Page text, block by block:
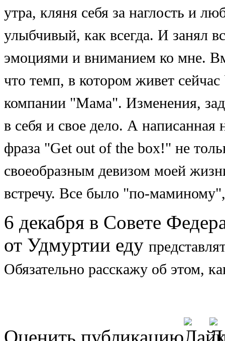
утра, кляня себя за наглость и
улыбчивый, как всегда. И занял
эмоциями и вниманием ко мне.
что темп, в котором живет сейчас
компании "Мама". Изменения,
в себя и свое дело. А написанная
фраза "Get out of the box!" не
своеобразным девизом моей
встречу. Все было "по-
6 декабря в Совете
от Удмуртии еду
Обязательно расскажу об этом,